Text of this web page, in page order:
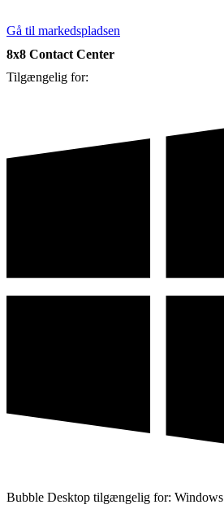
Gå til markedspladsen
8x8 Contact Center
Tilgængelig for:
Bubble Desktop tilgængelig for: Windows